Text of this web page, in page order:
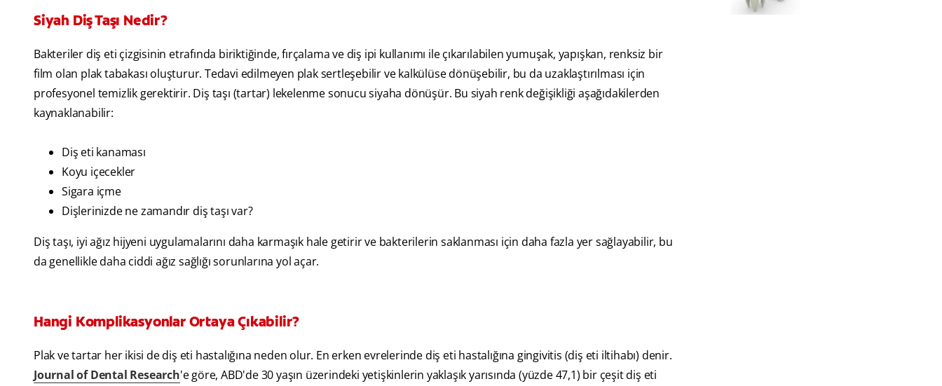
Siyah Diş Taşı Nedir?
Bakteriler diş eti çizgisinin etrafında biriktiğinde, fırçalama ve diş ipi kullanımı ile çıkarılabilen yumuşak, yapışkan, renksiz bir
film olan plak tabakası oluşturur. Tedavi edilmeyen plak sertleşebilir ve kalkülüse dönüşebilir, bu da uzaklaştırılması için
profesyonel temizlik gerektirir. Diş taşı (tartar) lekelenme sonucu siyaha dönüşür. Bu siyah renk değişikliği aşağıdakilerden
kaynaklanabilir:
Diş eti kanaması
Koyu içecekler
Sigara içme
Dişlerinizde ne zamandır diş taşı var?
Diş taşı, iyi ağız hijyeni uygulamalarını daha karmaşık hale getirir ve bakterilerin saklanması için daha fazla yer sağlayabilir, bu
da genellikle daha ciddi ağız sağlığı sorunlarına yol açar.
Hangi Komplikasyonlar Ortaya Çıkabilir?
Plak ve tartar her ikisi de diş eti hastalığına neden olur. En erken evrelerinde diş eti hastalığına gingivitis (diş eti iltihabı) denir.
Journal of Dental Research'e göre, ABD'de 30 yaşın üzerindeki yetişkinlerin yaklaşık yarısında (yüzde 47,1) bir çeşit diş eti